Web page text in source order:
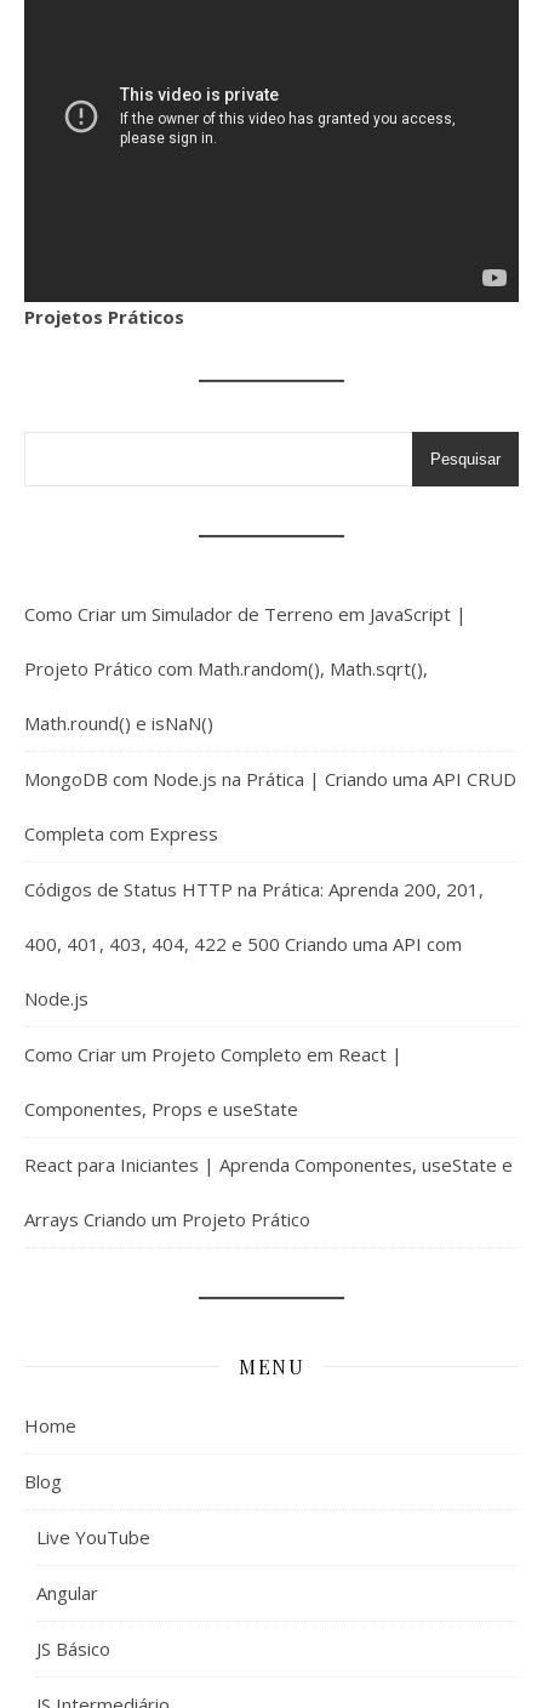
Projetos Práticos
Pesquisar
Como Criar um Simulador de Terreno em JavaScript |
Projeto Prático com Math.random(), Math.sqrt(),
Math.round() e isNaN()
MongoDB com Node.js na Prática | Criando uma API CRUD
Completa com Express
Códigos de Status HTTP na Prática: Aprenda 200, 201,
400, 401, 403, 404, 422 e 500 Criando uma API com
Node.js
Como Criar um Projeto Completo em React |
Componentes, Props e useState
React para Iniciantes | Aprenda Componentes, useState e
Arrays Criando um Projeto Prático
MENU
Home
Blog
Live YouTube
Angular
JS Básico